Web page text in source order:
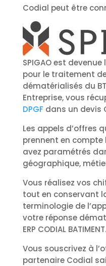
Codial peut être
SPIGAO est
pour le traitement
dématérialisés du
Entreprise, vous
DPGF dans un devis
Les appels d’offres
prennent en compte
avez paramétrés
géographique,
Vous réalisez vos
tout en conservant
terminologie de
votre réponse
ERP CODIAL BATIMENT.
Vous souscrivez à
partenaire Codial